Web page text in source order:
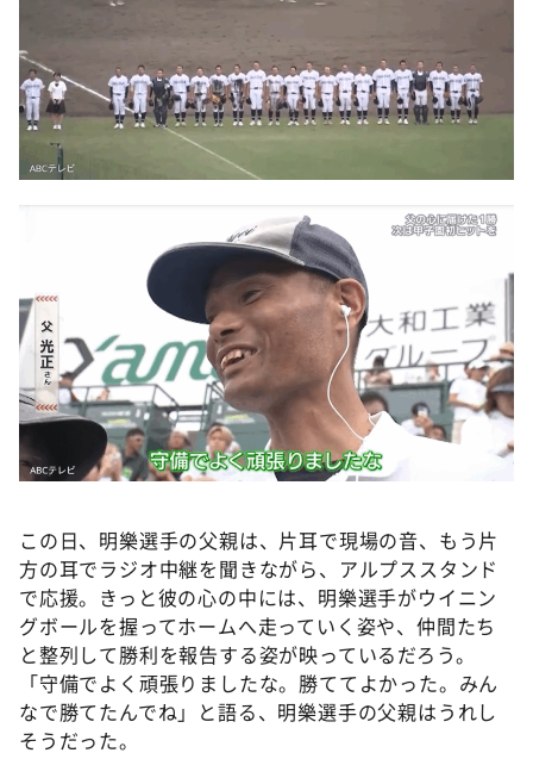
この日、明樂選手の父親は、片耳で現場の音、もう片
方の耳でラジオ中継を聞きながら、アルプススタンド
で応援。きっと彼の心の中には、明樂選手がウイニン
グボールを握ってホームへ走っていく姿や、仲間たち
と整列して勝利を報告する姿が映っているだろう。
「守備でよく頑張りましたな。勝ててよかった。みん
なで勝てたんでね」と語る、明樂選手の父親はうれし
そうだった。